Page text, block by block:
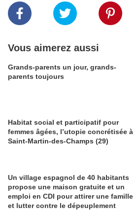
Vous aimerez aussi
Grands-parents un jour, grands-
parents toujours
Habitat social et participatif pour
femmes âgées, l’utopie concrétisée à
Saint-Martin-des-Champs (29)
Un village espagnol de 40 habitants
propose une maison gratuite et un
emploi en CDI pour attirer une famille
et lutter contre le dépeuplement